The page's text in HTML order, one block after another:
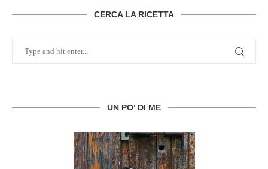
CERCA LA RICETTA
UN PO’ DI ME